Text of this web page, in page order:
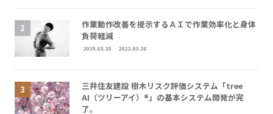
作業動作改善を提示するＡＩで作業効率化と身体
負荷軽減
2019.03.28 2022.03.28
三井住友建設 樹木リスク評価システム「tree
AI（ツリーアイ）®」の基本システム開発が完
了。